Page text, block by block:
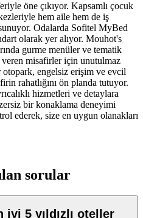
öne çıkıyor. Kapsamlı çocuk
hem aile hem de iş
Odalarda Sofitel MyBed
olarak yer alıyor. Mouhot's
gurme menüler ve tematik
misafirler için unutulmaz
engelsiz erişim ve evcil
rahatlığını ön planda tutuyor.
hizmetleri ve detaylara
bir konaklama deneyimi
ederek, size en uygun olanakları
sorular
5 yıldızlı oteller